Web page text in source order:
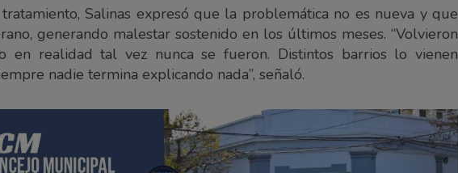
Salinas expresó que la problemática no es nueva y que
generando malestar sostenido en los últimos meses. “Volvieron
en realidad tal vez nunca se fueron. Distintos barrios lo vienen
nadie termina explicando nada”, señaló.